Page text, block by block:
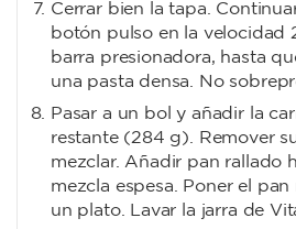
Cerrar bien la tapa.
botón pulso en la velocidad
barra presionadora, hasta
una pasta densa. No
Pasar a un bol y añadir la
restante (284 g). Remover
mezclar. Añadir pan rallado
mezcla espesa. Poner el
un plato. Lavar la jarra de